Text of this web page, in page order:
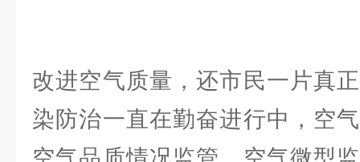
改进空气质量，还市民一片真
染防治一直在勤奋进行中，空